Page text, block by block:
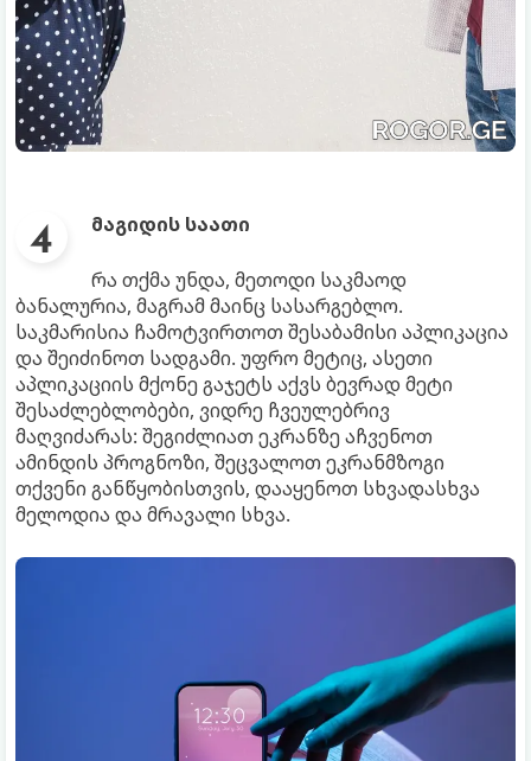
მაგიდის საათი
რა თქმა უნდა, მეთოდი საკმაოდ
ბანალურია, მაგრამ მაინც სასარგებლო.
საკმარისია ჩამოტვირთოთ შესაბამისი აპლიკაცია
და შეიძინოთ სადგამი. უფრო მეტიც, ასეთი
აპლიკაციის მქონე გაჯეტს აქვს ბევრად მეტი
შესაძლებლობები, ვიდრე ჩვეულებრივ
მაღვიძარას: შეგიძლიათ ეკრანზე აჩვენოთ
ამინდის პროგნოზი, შეცვალოთ ეკრანმზოგი
თქვენი განწყობისთვის, დააყენოთ სხვადასხვა
მელოდია და მრავალი სხვა.